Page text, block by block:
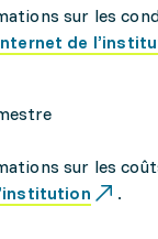
sur les
de
sur les
.